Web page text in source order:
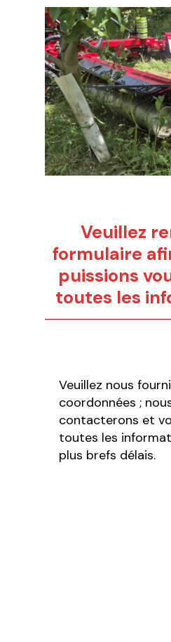
Veuillez
formulaire
puissions
toutes les
Veuillez nous
coordonnées ;
contacterons et
toutes les
plus brefs délais.